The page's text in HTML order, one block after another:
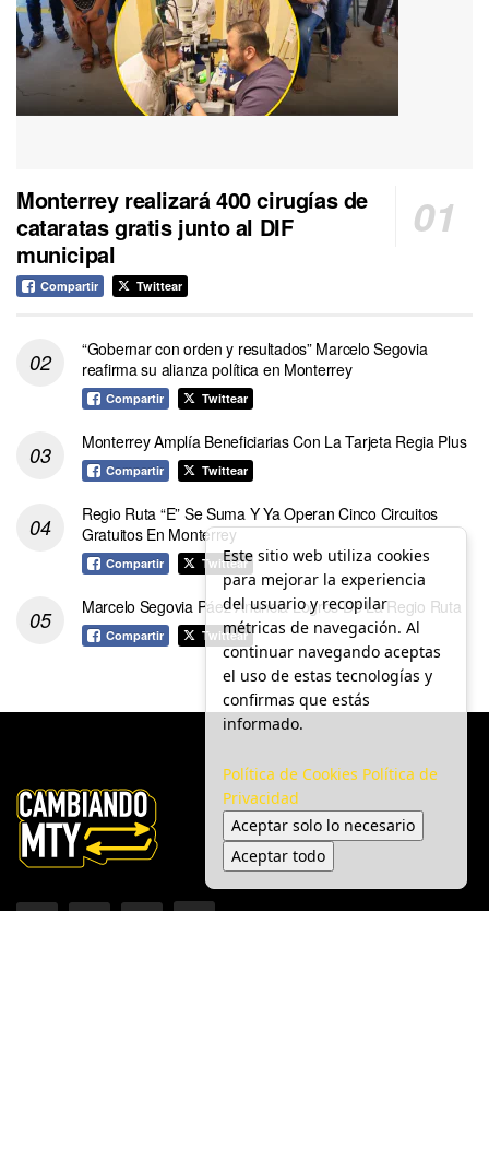
Monterrey realizará 400 cirugías de
cataratas gratis junto al DIF
municipal
Compartir Twittear
“Gobernar con orden y resultados” Marcelo Segovia
reafirma su alianza política en Monterrey
Compartir Twittear
Monterrey Amplía Beneficiarias Con La Tarjeta Regia Plus
Compartir Twittear
Regio Ruta “E” Se Suma Y Ya Operan Cinco Circuitos
Gratuitos En Monterrey
Compartir Twittear
Marcelo Segovia Páez Anuncia Logros De La Regio Ruta
Compartir Twittear
Este sitio web utiliza cookies
para mejorar la experiencia
del usuario y recopilar
métricas de navegación. Al
continuar navegando aceptas
el uso de estas tecnologías y
confirmas que estás
informado.
Política de Cookies Política de
Privacidad
Aceptar solo lo necesario
Aceptar todo